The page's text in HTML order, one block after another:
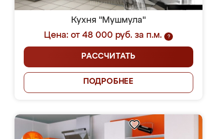
Кухня "Мушмула"
Цена: от 48 000 руб. за п.м.
?
РАССЧИТАТЬ
ПОДРОБНЕЕ